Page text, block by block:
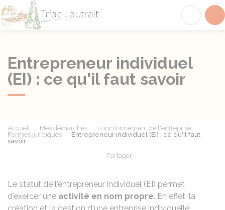
Entrepreneur individuel
(EI) : ce qu'il faut savoir
Accueil Mes démarches
Fonctionnement de l'entreprise
Formes juridiques
Entrepreneur individuel (EI) : ce qu'il faut
savoir
Partager
Le statut de l'entrepreneur individuel (EI) permet
d'exercer une activité en nom propre. En effet, la